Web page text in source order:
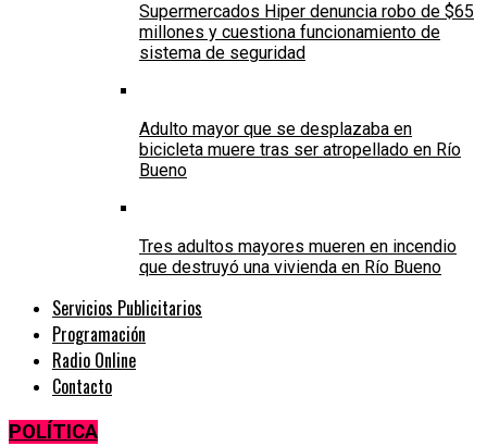
Supermercados Hiper denuncia robo de $65
millones y cuestiona funcionamiento de
sistema de seguridad
Adulto mayor que se desplazaba en
bicicleta muere tras ser atropellado en Río
Bueno
Tres adultos mayores mueren en incendio
que destruyó una vivienda en Río Bueno
Servicios Publicitarios
Programación
Radio Online
Contacto
POLÍTICA